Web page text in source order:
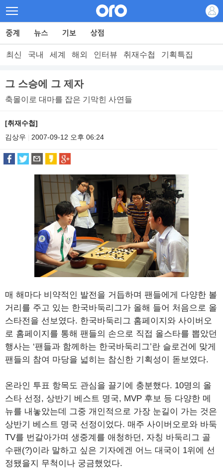
최신 국내 세계 해외 인터뷰 취재수첩 기획특집
그 스승에 그 제자
축몰이로 대마를 잡은 기막힌 사연들
[취재수첩]
김상우
2007-09-12 오후 06:24
매 해마다 비약적인 발전을 거듭하며 팬들에게 다양한 볼
거리를 주고 있는 한국바둑리그가 올해 들어 처음으로 올
스타전을 선보였다. 한국바둑리그 홈페이지와 사이버오
로 홈페이지를 통해 팬들의 손으로 직접 올스타를 뽑았던
행사는 ‘팬들과 함께하는 한국바둑리그’란 슬로건에 맞게
팬들의 참여 마당을 넓히는 참신한 기획성이 돋보였다.
온라인 투표 항목도 관심을 끌기에 충분했다. 10명의 올
스타 선정, 상반기 베스트 명국, MVP 후보 등 다양한 메
뉴를 내놓았는데 그중 개인적으로 가장 눈길이 가는 것은
상반기 베스트 명국 선정이었다. 매주 사이버오로와 바둑
TV를 번갈아가며 생중계를 애청하던, 자칭 바둑리그 골
수팬(?)이라 말하고 싶은 기자에겐 어느 대국이 1위에 선
정됐을지 무척이나 궁금했었다.